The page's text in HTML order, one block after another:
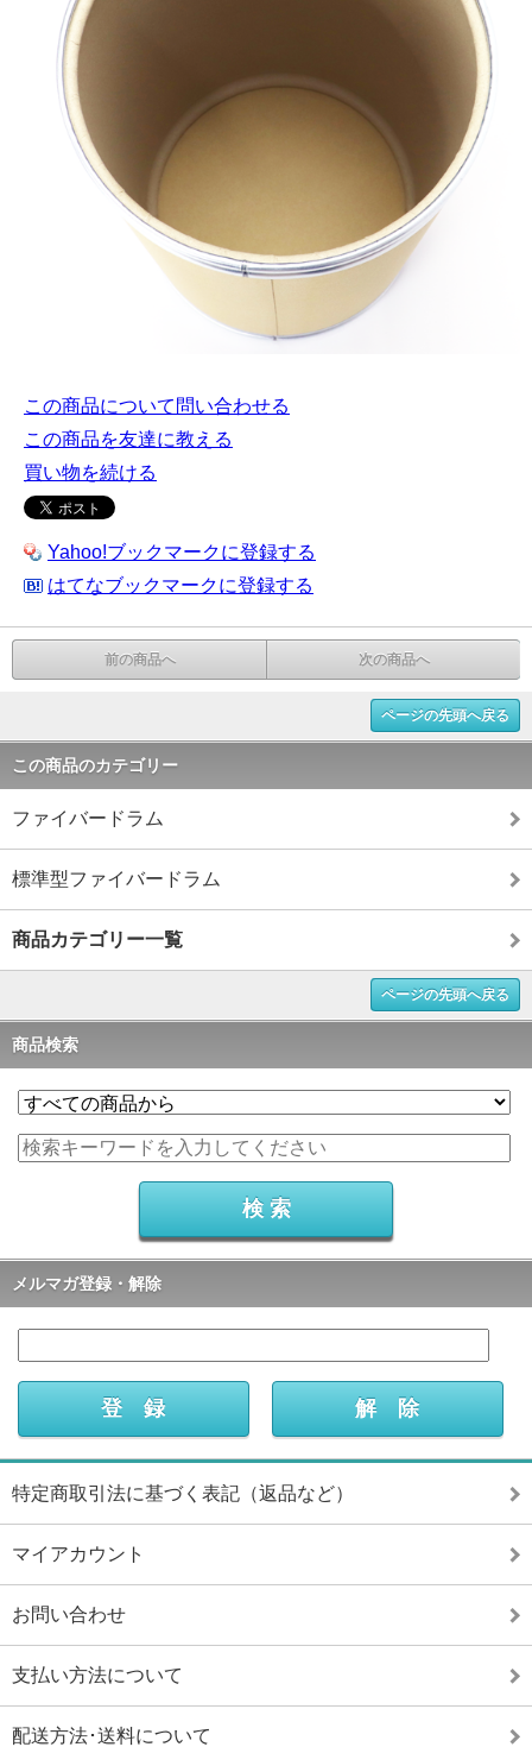
この商品について問い合わせる
この商品を友達に教える
買い物を続ける
Yahoo!ブックマークに登録する
はてなブックマークに登録する
前の商品へ 次の商品へ
ページの先頭へ戻る
この商品のカテゴリー
ファイバードラム
標準型ファイバードラム
商品カテゴリー一覧
ページの先頭へ戻る
商品検索
メルマガ登録・解除
特定商取引法に基づく表記（返品など）
マイアカウント
お問い合わせ
支払い方法について
配送方法･送料について